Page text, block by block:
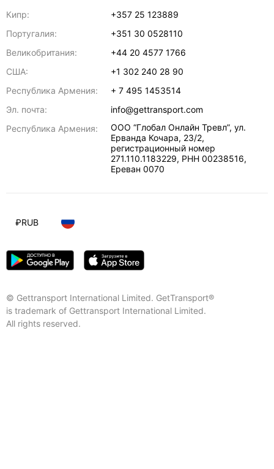
Кипр:
+357 25 123889
Португалия:
+351 30 0528110
Великобритания:
+44 20 4577 1766
США:
+1 302 240 28 90
Республика Армения:
+ 7 495 1453514
Эл. почта:
info@gettransport.com
Республика Армения:
ООО “Глобал Онлайн Тревл”, ул.
Ерванда Кочара, 23/2,
регистрационный номер
271.110.1183229, РНН 00238516,
Ереван 0070
© Gettransport International Limited. GetTransport®
is trademark of Gettransport International Limited.
All rights reserved.
₽RUB